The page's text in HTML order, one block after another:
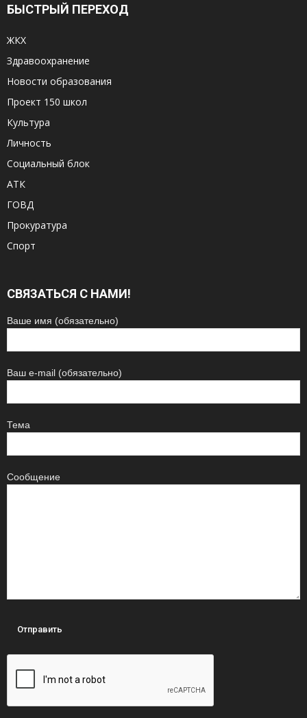
БЫСТРЫЙ ПЕРЕХОД
ЖКХ
Здравоохранение
Новости образования
Проект 150 школ
Культура
Личность
Социальный блок
АТК
ГОВД
Прокуратура
Спорт
СВЯЗАТЬСЯ С НАМИ!
Ваше имя (обязательно)
Ваш e-mail (обязательно)
Тема
Сообщение